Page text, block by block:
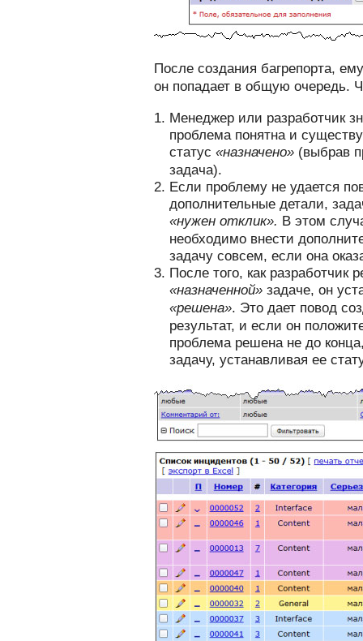
После создания багрепорта,
он попадает в общую очередь.
Менеджер или разработчик
проблема понятна и
статус«назначено» (выбрав
задача).
Если проблему не удается
дополнительные детали,
«нужен отклик». В этом
необходимо внести
задачу совсем, если она
После того, как разработчик
«назначенной» задаче, он
«решена». Это дает повод
результат, и если он
проблема решена не до
задачу, устанавливая ее